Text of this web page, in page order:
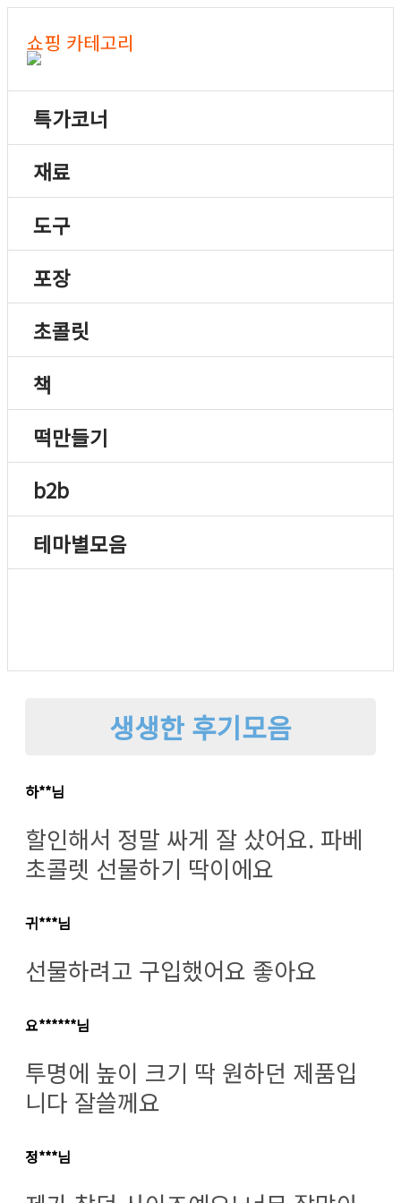
쇼핑 카테고리
특가코너
재료
도구
포장
초콜릿
책
떡만들기
b2b
테마별모음
생생한 후기모음
하**님
할인해서 정말 싸게 잘 샀어요. 파베
초콜렛 선물하기 딱이에요
귀***님
선물하려고 구입했어요 좋아요
요******님
투명에 높이 크기 딱 원하던 제품입
니다 잘쓸께요
정***님